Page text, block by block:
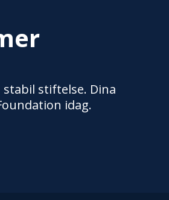
stiftelse. Dina
idag.